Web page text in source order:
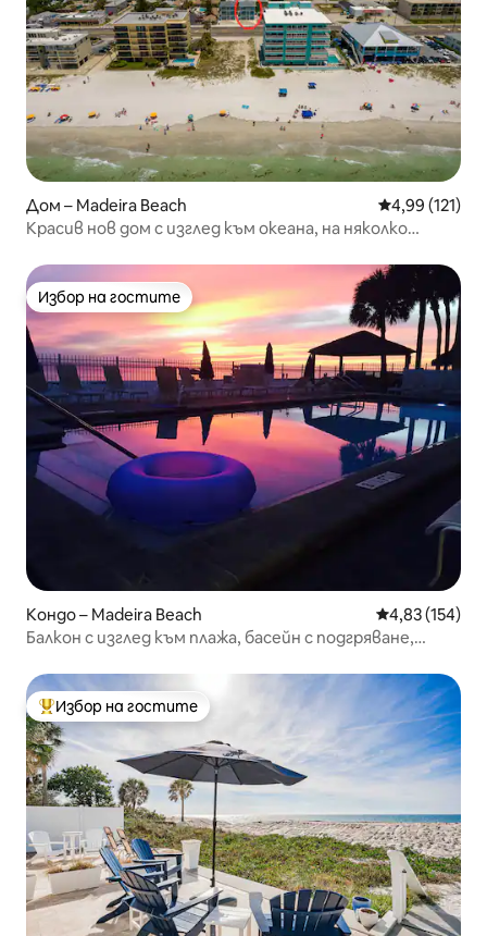
Дом – Madeira Beach Средна
4,99 (121)
Красив нов дом с изглед към океана, на няколко
Избор на гостите
Избор на гостите
Кондо – Madeira Beach Средна
4,83 (154)
Балкон с изглед към плажа, басейн с подгряване,
Най-популярен избор на гостите
Избор на гостите